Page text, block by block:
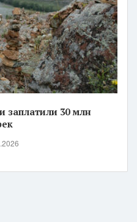
заплатили 30 млн